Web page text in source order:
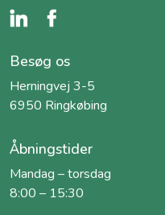
Besøg os
Herningvej 3-5
6950 Ringkøbing
Åbningstider
Mandag – torsdag
8:00 – 15:30